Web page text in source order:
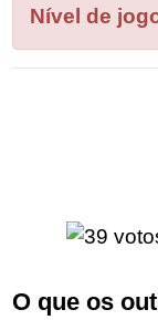
letras
do
quebra-
Nível de
O que os